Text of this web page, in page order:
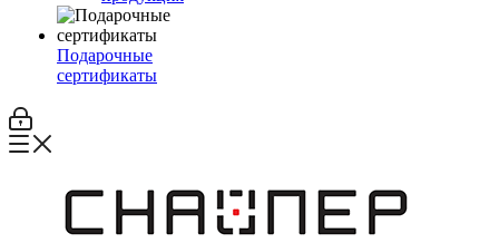
Подарочные
сертификаты